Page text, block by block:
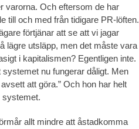
varorna. Och eftersom de har
till och med från tidigare PR-löften.
förtjänar att se att vi jagar
utsläpp, men det måste vara
i kapitalismen? Egentligen inte.
systemet nu fungerar dåligt. Men
att göra.” Och hon har helt
systemet.
allt mindre att åstadkomma